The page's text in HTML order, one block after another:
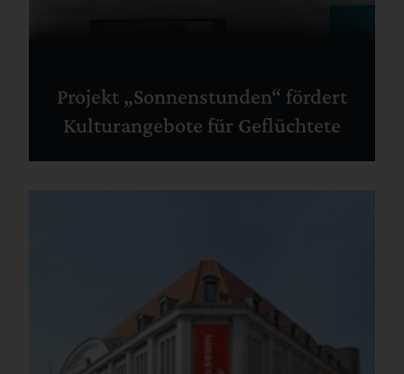
Projekt „Sonnenstunden“ fördert
Kulturangebote für Geflüchtete